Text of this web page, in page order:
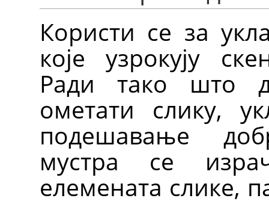
Користи се за
које узрокују
Ради тако што
ометати слику,
подешавање
мустра се
елемената слике,